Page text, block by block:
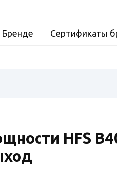
Сертификаты
HFS